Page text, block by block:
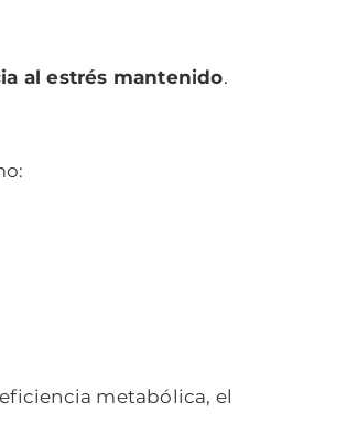
al estrés mantenido.
metabólica, el